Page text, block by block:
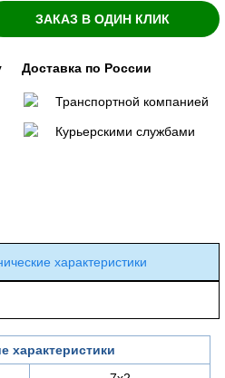
ЗАКАЗ В ОДИН КЛИК
Доставка по России
Транспортной компанией
Курьерскими службами
характеристики
характеристики